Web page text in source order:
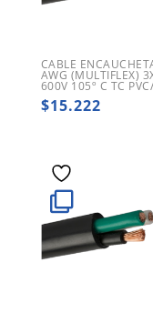
CABLE
AWG (MULTIFLEX)
600V 105º C TC
$15.222